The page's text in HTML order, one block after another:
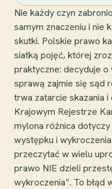
Nie każdy czyn
samym znaczeniu i nie
skutki. Polskie prawo
siatką pojęć, której
praktyczne: decyduje
sprawą zajmie się sąd
trwa zatarcie skazania
Krajowym Rejestrze
mylona różnica
występku i
przeczytać w wielu
prawo NIE dzieli
wykroczenia”. To błąd